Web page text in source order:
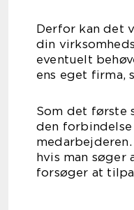
Derfor kan det
din
eventuelt
ens eget firma,
Som det første
den forbindelse
hvis man
forsøger at